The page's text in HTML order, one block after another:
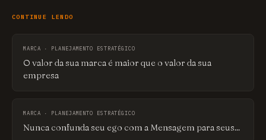
CONTINUE LENDO
MARCA · PLANEJAMENTO ESTRATÉGICO
O valor da sua marca é maior que o valor da sua
empresa
MARCA · PLANEJAMENTO ESTRATÉGICO
Nunca confunda seu ego com a Mensagem para seus...